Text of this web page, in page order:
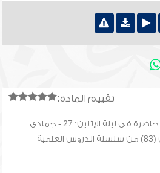
تقييم المادة:
معلومات : ألقيت هذه المحاضرة في ليلة الإثنين: 27 - جمادى
الآخرة - 1413هـ، وهي الدرس (83) من سلسلة الدروس العلمية